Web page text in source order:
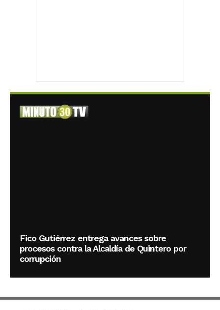
Fico Gutiérrez entrega avances sobre
procesos contra la Alcaldía de Quintero por
corrupción